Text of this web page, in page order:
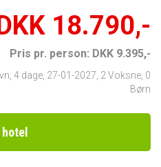
18.790,-
Pris pr. person: DKK 9.395,-
4 dage 27-01-2027 2 Voksne, 0
Børn